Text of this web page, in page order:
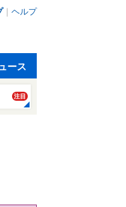
｜ ヘルプ
ース
注目